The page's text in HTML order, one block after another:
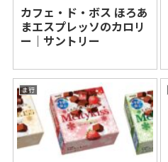
カフェ・ド・ボス ほろあ
まエスプレッソのカロリ
ー｜サントリー
ま行